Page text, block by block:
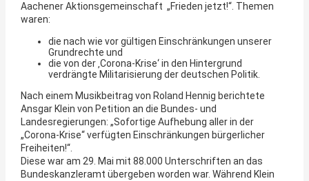
Aachener Aktionsgemeinschaft „Frieden jetzt!“. Themen
waren:
die nach wie vor gültigen Einschränkungen unserer
Grundrechte und
die von der ‚Corona-Krise‘ in den Hintergrund
verdrängte Militarisierung der deutschen Politik.
Nach einem Musikbeitrag von Roland Hennig berichtete
Ansgar Klein von Petition an die Bundes- und
Landesregierungen: „Sofortige Aufhebung aller in der
„Corona-Krise“ verfügten Einschränkungen bürgerlicher
Freiheiten!“.
Diese war am 29. Mai mit 88.000 Unterschriften an das
Bundeskanzleramt übergeben worden war. Während Klein